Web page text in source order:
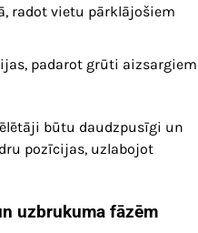
radot vietu pārklājošiem
padarot grūti aizsargiem
būtu daudzpusīgi un
pozīcijas, uzlabojot
uzbrukuma fāzēm